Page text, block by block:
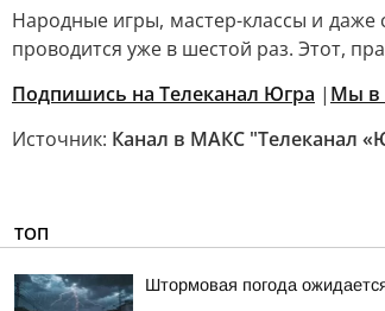
Народные игры, мастер-классы и
проводится уже в шестой раз. Этот,
Подпишись на Телеканал Югра | Мы в
Источник: Канал в МАКС "Телеканал
ТОП
Штормовая погода